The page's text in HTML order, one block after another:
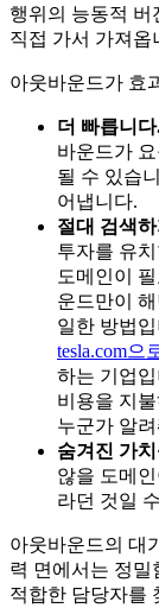
행위의 능동적 버
직접 가서 가져옵
아웃바운드가 효
더 빠릅니
바운드가
될 수 있습
어냅니다.
절대 검색
투자를 유
도메인이
운드만이
일한 방법
tesla.com으
하는 기업
비용을 지
누군가 알
숨겨진 가
않을 도메
라던 것일
아웃바운드의 대
력 면에서는 정밀
적합한 담당자를